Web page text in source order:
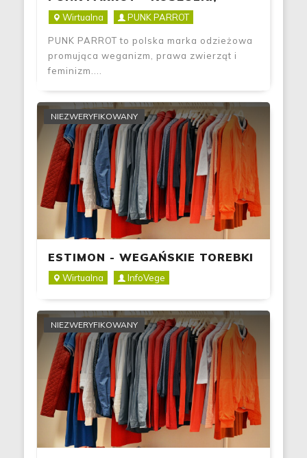
BLUZY, TORBY, PLAKATY -
WEGANIZM, FEMINIZM, PRAWA…
Wirtualna PUNK PARROT
PUNK PARROT to polska marka odzieżowa
promująca weganizm, prawa zwierząt i
feminizm....
NIEZWERYFIKOWANY
ESTIMON - WEGAŃSKIE TOREBKI
I AKCESORIA
Wirtualna InfoVege
NIEZWERYFIKOWANY